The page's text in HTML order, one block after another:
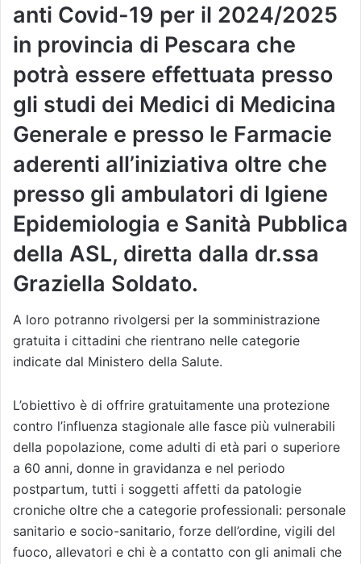
anti Covid-19 per il 2024/2025
in provincia di Pescara che
potrà essere effettuata presso
gli studi dei Medici di Medicina
Generale e presso le Farmacie
aderenti all’iniziativa oltre che
presso gli ambulatori di Igiene
Epidemiologia e Sanità Pubblica
della ASL, diretta dalla dr.ssa
Graziella Soldato.
A loro potranno rivolgersi per la somministrazione
gratuita i cittadini che rientrano nelle categorie
indicate dal Ministero della Salute.
L’obiettivo è di offrire gratuitamente una protezione
contro l’influenza stagionale alle fasce più vulnerabili
della popolazione, come adulti di età pari o superiore
a 60 anni, donne in gravidanza e nel periodo
postpartum, tutti i soggetti affetti da patologie
croniche oltre che a categorie professionali: personale
sanitario e socio-sanitario, forze dell’ordine, vigili del
fuoco, allevatori e chi è a contatto con gli animali che